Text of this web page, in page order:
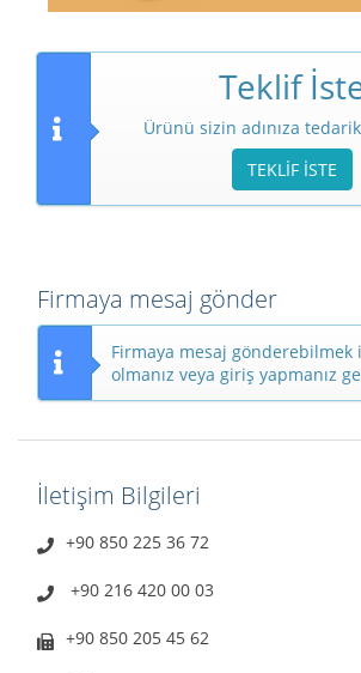
Teklif
Ürünü sizin adınıza
TEKLİF İSTE
Firmaya mesaj gönder
Firmaya mesaj gönderebilmek
olmanız veya giriş yapmanız
İletişim Bilgileri
+90 850 225 36 72
+90 216 420 00 03
+90 850 205 45 62